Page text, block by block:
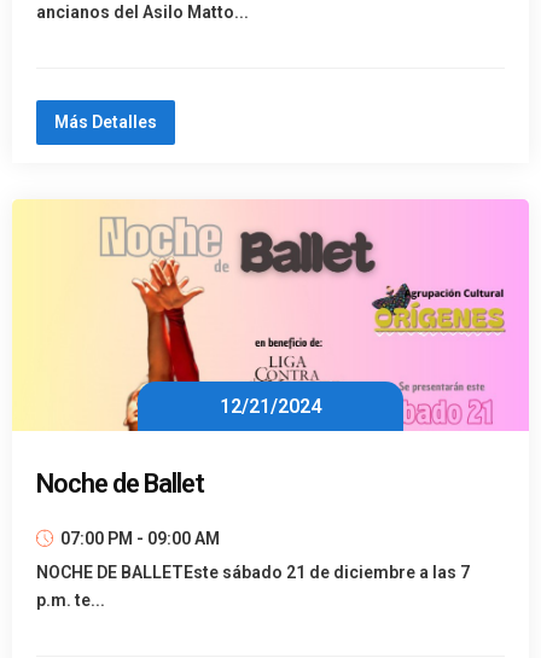
ancianos del Asilo Matto...
Más Detalles
12/21/2024
Noche de Ballet
07:00 PM - 09:00 AM
NOCHE DE BALLETEste sábado 21 de diciembre a las 7
p.m. te...